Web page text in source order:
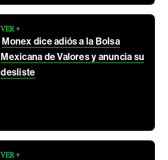
VER +
Monex dice adiós a la Bolsa
Mexicana de Valores y anuncia su
desliste
VER +